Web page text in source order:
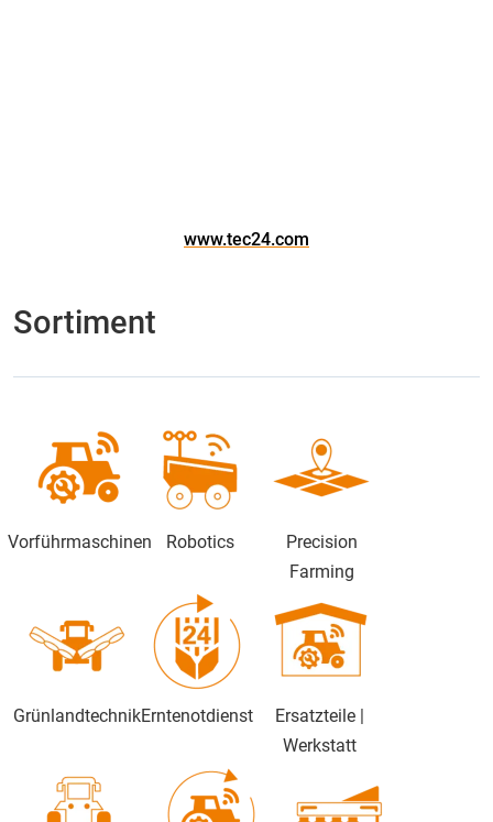
www.tec24.com
Sortiment
Vorführmaschinen Robotics
Precision
Farming
GrünlandtechnikErntenotdienst
Ersatzteile |
Werkstatt